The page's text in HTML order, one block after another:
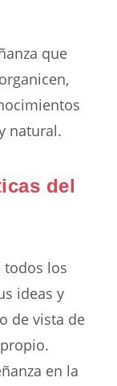
que
natural.
del
todos los
ideas y
de vista de
en la